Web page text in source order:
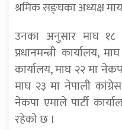
श्रमिक सङ्घका अध्यक्ष
उनका अनुसार माघ १८
प्रधानमन्त्री कार्यालय,
कार्यालय, माघ २२ मा
माघ २३ मा नेपाली
नेकपा एमाले पार्टी
रहेको छ ।